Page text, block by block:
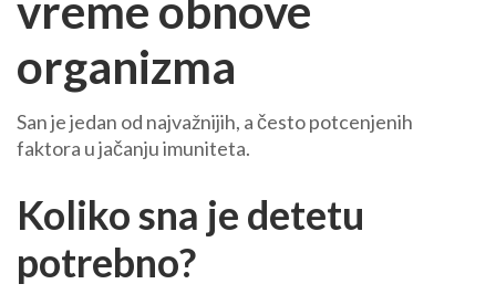
vreme obnove
organizma
San je jedan od najvažnijih, a često potcenjenih
faktora u jačanju imuniteta.
Koliko sna je detetu
potrebno?